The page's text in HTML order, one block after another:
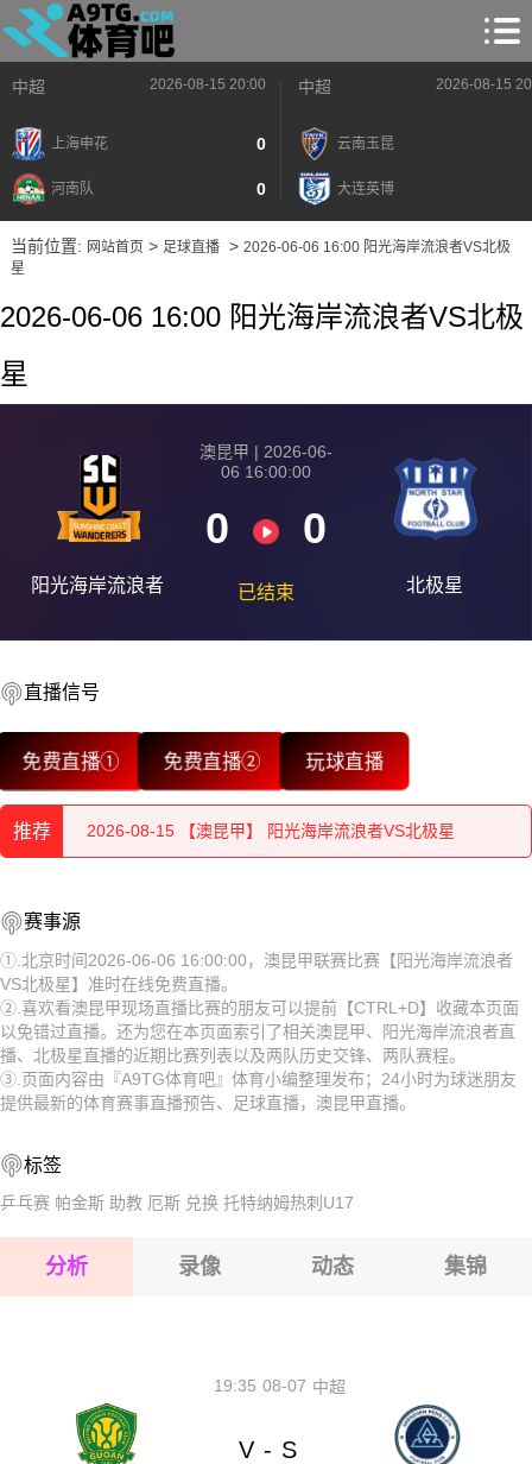
中超 2026-08-15 20:00
上海申花 0
河南队 0
中超 2026-08-15
云南玉昆
大连英博
当前位置: 网站首页> 足球直播> 2026-06-06 16:00 阳光海岸流浪者VS北极
星
2026-06-06 16:00 阳光海岸流浪者VS北极
星
阳光海岸流浪者
澳昆甲 | 2026-06-
06 16:00:00
0 0
已结束 北极星
直播信号
免费直播① 免费直播② 玩球直播
推荐
2026-08-15 【澳昆甲】 阳光海岸流浪者VS北极星
2026-08-15 【澳昆甲】 阳光海岸流浪者VS北极星
2026-08-15 【澳昆甲】 阳光海岸流浪者VS北极星
2026-08-15 【澳昆甲】 阳光海岸流浪者VS北极星
2026-08-15 【澳昆甲】 阳光海岸流浪者VS北极星
2026-08-15 【澳昆甲】 阳光海岸流浪者VS北极星
2026-08-15 【澳昆甲】 阳光海岸流浪者VS北极星
2026-08-15 【澳昆甲】 阳光海岸流浪者VS北极星
2026-08-15 【澳昆甲】 阳光海岸流浪者VS北极星
2026-08-15 【澳昆甲】 阳光海岸流浪者VS北极星
赛事源
①.北京时间2026-06-06 16:00:00，澳昆甲联赛比赛【阳光海岸流浪者
VS北极星】准时在线免费直播。
②.喜欢看澳昆甲现场直播比赛的朋友可以提前【CTRL+D】收藏本页面
以免错过直播。还为您在本页面索引了相关澳昆甲、阳光海岸流浪者直
播、北极星直播的近期比赛列表以及两队历史交锋、两队赛程。
③.页面内容由『A9TG体育吧』体育小编整理发布；24小时为球迷朋友
提供最新的体育赛事直播预告、足球直播，澳昆甲直播。
标签
乒乓赛 帕金斯 助教 厄斯 兑换 托特纳姆热刺U17
分析 录像 动态 集锦
08-07
19:35 中超
V - S